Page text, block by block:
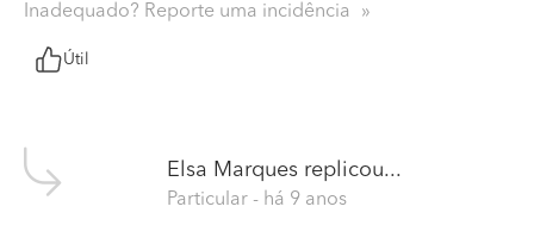
Inadequado? Reporte uma incidência
Útil
Elsa Marques replicou...
Particular - há 9 anos